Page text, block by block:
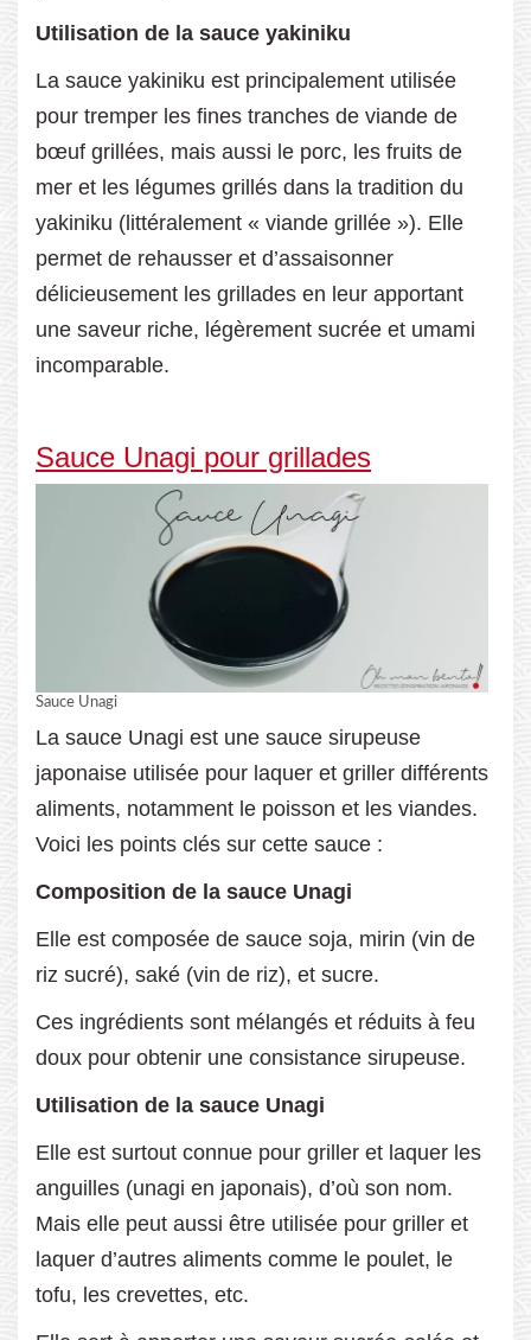
Utilisation de la sauce yakiniku
La sauce yakiniku est principalement utilisée
pour tremper les fines tranches de viande de
bœuf grillées, mais aussi le porc, les fruits de
mer et les légumes grillés dans la tradition du
yakiniku (littéralement « viande grillée »). Elle
permet de rehausser et d’assaisonner
délicieusement les grillades en leur apportant
une saveur riche, légèrement sucrée et umami
incomparable.
Sauce Unagi pour grillades
Sauce Unagi
La sauce Unagi est une sauce sirupeuse
japonaise utilisée pour laquer et griller différents
aliments, notamment le poisson et les viandes.
Voici les points clés sur cette sauce :
Composition de la sauce Unagi
Elle est composée de sauce soja, mirin (vin de
riz sucré), saké (vin de riz), et sucre.
Ces ingrédients sont mélangés et réduits à feu
doux pour obtenir une consistance sirupeuse.
Utilisation de la sauce Unagi
Elle est surtout connue pour griller et laquer les
anguilles (unagi en japonais), d’où son nom.
Mais elle peut aussi être utilisée pour griller et
laquer d’autres aliments comme le poulet, le
tofu, les crevettes, etc.